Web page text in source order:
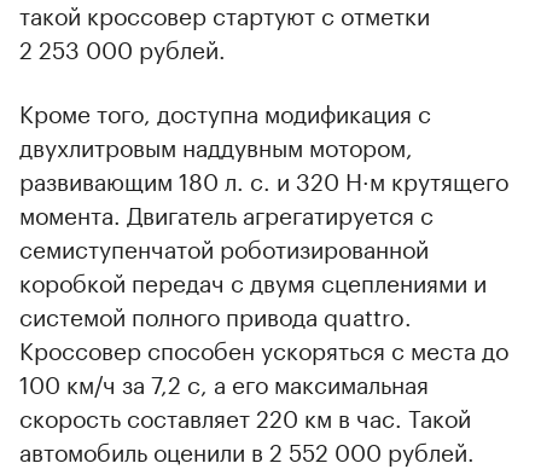
такой кроссовер стартуют с отметки
2 253 000 рублей.
Кроме того, доступна модификация с
двухлитровым наддувным мотором,
развивающим 180 л. с. и 320 Н·м крутящего
момента. Двигатель агрегатируется с
семиступенчатой роботизированной
коробкой передач с двумя сцеплениями и
системой полного привода quattro.
Кроссовер способен ускоряться с места до
100 км/ч за 7,2 с, а его максимальная
скорость составляет 220 км в час. Такой
автомобиль оценили в 2 552 000 рублей.